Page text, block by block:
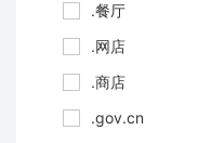
.餐厅
.网店
.商店
.gov.cn